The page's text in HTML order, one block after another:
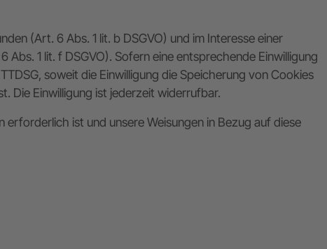
(Art. 6 Abs. 1 lit. b DSGVO) und im Interesse einer
1 lit. f DSGVO). Sofern eine entsprechende Einwilligung
soweit die Einwilligung die Speicherung von Cookies
Die Einwilligung ist jederzeit widerrufbar.
ist und unsere Weisungen in Bezug auf diese